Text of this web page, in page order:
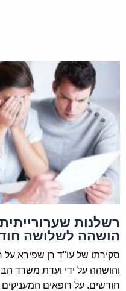
רשלנות
הושהה לשלושה
סקירתו של עו"ד רן שפירא
והושהה על ידי ועדת משרד
חודשים. על רופאים